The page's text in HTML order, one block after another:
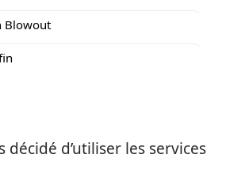
Blowout
d’utiliser les services